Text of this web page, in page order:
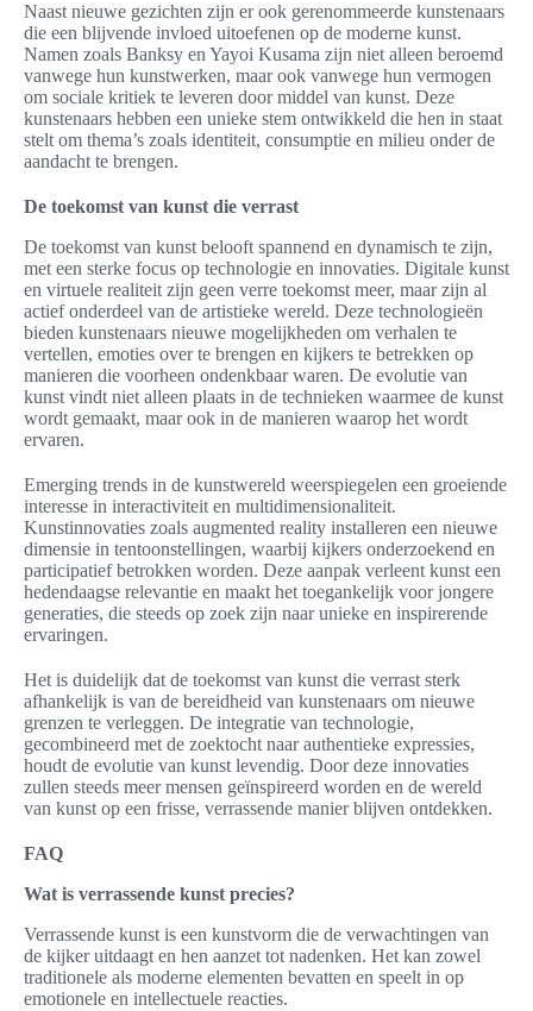
Naast nieuwe gezichten zijn er ook gerenommeerde kunstenaars
die een blijvende invloed uitoefenen op de moderne kunst.
Namen zoals Banksy en Yayoi Kusama zijn niet alleen beroemd
vanwege hun kunstwerken, maar ook vanwege hun vermogen
om sociale kritiek te leveren door middel van kunst. Deze
kunstenaars hebben een unieke stem ontwikkeld die hen in staat
stelt om thema’s zoals identiteit, consumptie en milieu onder de
aandacht te brengen.
De toekomst van kunst die verrast
De toekomst van kunst belooft spannend en dynamisch te zijn,
met een sterke focus op technologie en innovaties. Digitale kunst
en virtuele realiteit zijn geen verre toekomst meer, maar zijn al
actief onderdeel van de artistieke wereld. Deze technologieën
bieden kunstenaars nieuwe mogelijkheden om verhalen te
vertellen, emoties over te brengen en kijkers te betrekken op
manieren die voorheen ondenkbaar waren. De evolutie van
kunst vindt niet alleen plaats in de technieken waarmee de kunst
wordt gemaakt, maar ook in de manieren waarop het wordt
ervaren.
Emerging trends in de kunstwereld weerspiegelen een groeiende
interesse in interactiviteit en multidimensionaliteit.
Kunstinnovaties zoals augmented reality installeren een nieuwe
dimensie in tentoonstellingen, waarbij kijkers onderzoekend en
participatief betrokken worden. Deze aanpak verleent kunst een
hedendaagse relevantie en maakt het toegankelijk voor jongere
generaties, die steeds op zoek zijn naar unieke en inspirerende
ervaringen.
Het is duidelijk dat de toekomst van kunst die verrast sterk
afhankelijk is van de bereidheid van kunstenaars om nieuwe
grenzen te verleggen. De integratie van technologie,
gecombineerd met de zoektocht naar authentieke expressies,
houdt de evolutie van kunst levendig. Door deze innovaties
zullen steeds meer mensen geïnspireerd worden en de wereld
van kunst op een frisse, verrassende manier blijven ontdekken.
FAQ
Wat is verrassende kunst precies?
Verrassende kunst is een kunstvorm die de verwachtingen van
de kijker uitdaagt en hen aanzet tot nadenken. Het kan zowel
traditionele als moderne elementen bevatten en speelt in op
emotionele en intellectuele reacties.